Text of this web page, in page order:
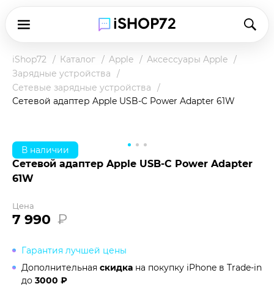
iShop72 Каталог Apple
Аксессуары Apple
Зарядные устройства
Сетевые зарядные устройства
Сетевой адаптер Apple USB-C Power Adapter 61W
В наличии
Сетевой адаптер Apple USB-C Power Adapter
61W
Цена
7 990 ₽
Гарантия лучшей цены
Дополнительная скидка на покупку iPhone в Trade-in
до 3000 ₽